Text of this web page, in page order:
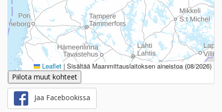
Leaflet | Sisältää Maanmittauslaitoksen aineistoa (08/2026)
Piilota muut kohteet
Jaa Facebookissa